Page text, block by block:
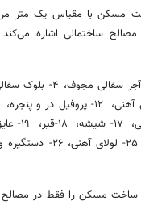
ساختمانی اشاره می‌کند
ساخت مسکن را فقط در